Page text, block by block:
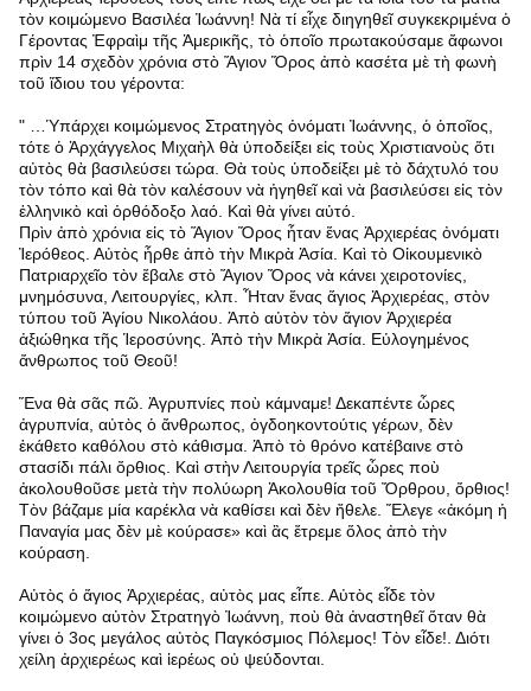
τὸν κοιμώμενο Βασιλέα Ἰωάννη! Νὰ τί εἶχε διηγηθεῖ συγκεκριμένα ὁ
Γέροντας Ἐφραὶμ τῆς Ἀμερικῆς, τὸ ὁποῖο πρωτακούσαμε ἄφωνοι
πρὶν 14 σχεδὸν χρόνια στὸ Ἅγιον Ὅρος ἀπὸ κασέτα μὲ τὴ φωνὴ
τοῦ ἴδιου του γέροντα:
" …Ὑπάρχει κοιμώμενος Στρατηγὸς ὀνόματι Ἰωάννης, ὁ ὁποῖος,
τότε ὁ Ἀρχάγγελος Μιχαὴλ θὰ ὑποδείξει εἰς τοὺς Χριστιανοὺς ὅτι
αὐτὸς θὰ βασιλεύσει τώρα. Θὰ τοὺς ὑποδείξει μὲ τὸ δάχτυλό του
τὸν τόπο καὶ θὰ τὸν καλέσουν νὰ ἡγηθεῖ καὶ νὰ βασιλεύσει εἰς τὸν
ἑλληνικὸ καὶ ὀρθόδοξο λαό. Καὶ θὰ γίνει αὐτό.
Πρὶν ἀπὸ χρόνια εἰς τὸ Ἅγιον Ὅρος ἦταν ἕνας Ἀρχιερέας ὀνόματι
Ἰερόθεος. Αὐτὸς ἦρθε ἀπὸ τὴν Μικρὰ Ἀσία. Καὶ τὸ Οἰκουμενικὸ
Πατριαρχεῖο τὸν ἔβαλε στὸ Ἅγιον Ὅρος νὰ κάνει χειροτονίες,
μνημόσυνα, Λειτουργίες, κλπ. Ἦταν ἕνας ἅγιος Ἀρχιερέας, στὸν
τύπου τοῦ Ἁγίου Νικολάου. Ἀπὸ αὐτὸν τὸν ἅγιον Ἀρχιερέα
ἀξιώθηκα τῆς Ἱεροσύνης. Ἀπὸ τὴν Μικρὰ Ἀσία. Εὐλογημένος
ἄνθρωπος τοῦ Θεοῦ!
Ἕνα θὰ σᾶς πῶ. Ἀγρυπνίες ποὺ κάμναμε! Δεκαπέντε ὧρες
ἀγρυπνία, αὐτὸς ὁ ἄνθρωπος, ὀγδοηκοντούτις γέρων, δὲν
ἐκάθετο καθόλου στὸ κάθισμα. Ἀπὸ τὸ θρόνο κατέβαινε στὸ
στασίδι πάλι ὄρθιος. Καὶ στὴν Λειτουργία τρεῖς ὧρες ποὺ
ἀκολουθοῦσε μετὰ τὴν πολύωρη Ἀκολουθία τοῦ Ὄρθρου, ὄρθιος!
Τὸν βάζαμε μία καρέκλα νὰ καθίσει καὶ δὲν ἤθελε. Ἔλεγε «ἀκόμη ἡ
Παναγία μας δὲν μὲ κούρασε» καὶ ἂς ἔτρεμε ὅλος ἀπὸ τὴν
κούραση.
Αὐτὸς ὁ ἅγιος Ἀρχιερέας, αὐτὸς μας εἶπε. Αὐτὸς εἶδε τὸν
κοιμώμενο αὐτὸν Στρατηγὸ Ἰωάννη, ποὺ θὰ ἀναστηθεῖ ὅταν θὰ
γίνει ὁ 3ος μεγάλος αὐτὸς Παγκόσμιος Πόλεμος! Τὸν εἶδε!. Διότι
χείλη ἀρχιερέως καὶ ἱερέως οὐ ψεύδονται.